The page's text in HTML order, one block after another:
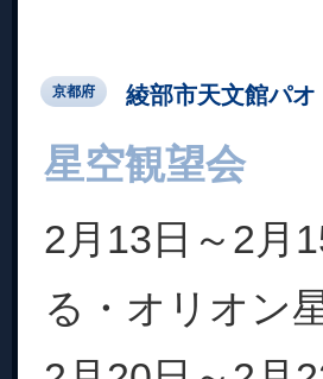
京都府 綾部市天文館パオ
星空観望会
2月13日～2月
る・オリオン